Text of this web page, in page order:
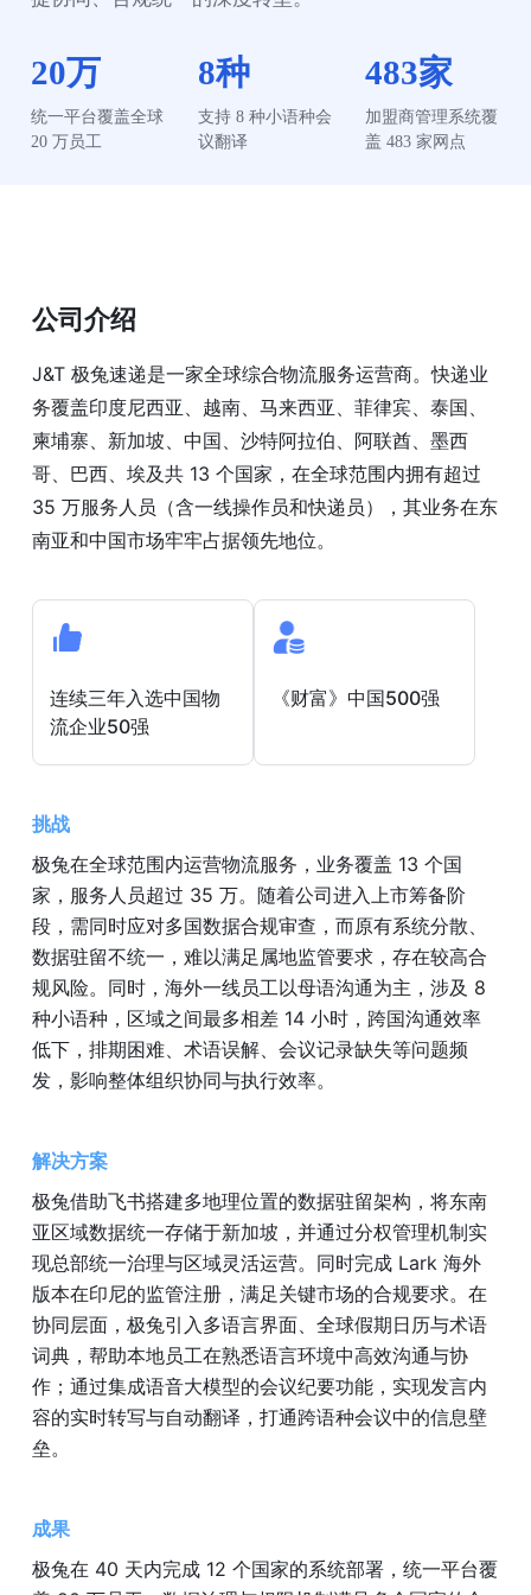
20万
统一平台覆盖全球
20 万员工
8种
支持 8 种小语种会
议翻译
483家
加盟商管理系统覆
盖 483 家网点
公司介绍
J&T 极兔速递是一家全球综合物流服务运营商。快递业
务覆盖印度尼西亚、越南、马来西亚、菲律宾、泰国、
柬埔寨、新加坡、中国、沙特阿拉伯、阿联酋、墨西
哥、巴西、埃及共 13 个国家，在全球范围内拥有超过
35 万服务人员（含一线操作员和快递员），其业务在东
南亚和中国市场牢牢占据领先地位。
连续三年入选中国物
流企业50强
《财富》中国500强
挑战
极兔在全球范围内运营物流服务，业务覆盖 13 个国
家，服务人员超过 35 万。随着公司进入上市筹备阶
段，需同时应对多国数据合规审查，而原有系统分散、
数据驻留不统一，难以满足属地监管要求，存在较高合
规风险。同时，海外一线员工以母语沟通为主，涉及 8
种小语种，区域之间最多相差 14 小时，跨国沟通效率
低下，排期困难、术语误解、会议记录缺失等问题频
发，影响整体组织协同与执行效率。
解决方案
极兔借助飞书搭建多地理位置的数据驻留架构，将东南
亚区域数据统一存储于新加坡，并通过分权管理机制实
现总部统一治理与区域灵活运营。同时完成 Lark 海外
版本在印尼的监管注册，满足关键市场的合规要求。在
协同层面，极兔引入多语言界面、全球假期日历与术语
词典，帮助本地员工在熟悉语言环境中高效沟通与协
作；通过集成语音大模型的会议纪要功能，实现发言内
容的实时转写与自动翻译，打通跨语种会议中的信息壁
垒。
成果
极兔在 40 天内完成 12 个国家的系统部署，统一平台覆